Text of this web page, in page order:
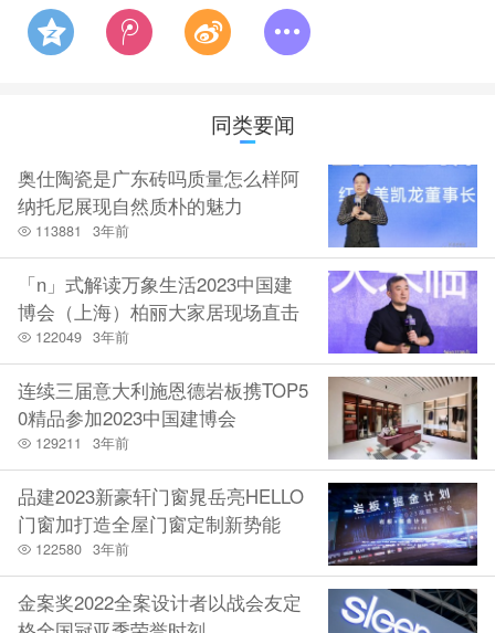
同类要闻
奥仕陶瓷是广东砖吗质量怎么样阿
纳托尼展现自然质朴的魅力
113881 3年前
「n」式解读万象生活2023中国建
博会（上海）柏丽大家居现场直击
122049 3年前
连续三届意大利施恩德岩板携TOP5
0精品参加2023中国建博会
129211 3年前
品建2023新豪轩门窗晁岳亮HELLO
门窗加打造全屋门窗定制新势能
122580 3年前
金案奖2022全案设计者以战会友定